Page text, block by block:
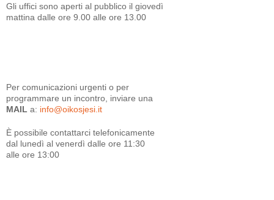
Gli uffici sono aperti al pubblico il giovedì
mattina dalle ore 9.00 alle ore 13.00
Per comunicazioni urgenti o per
programmare un incontro, inviare una
MAIL a: info@oikosjesi.it
È possibile contattarci telefonicamente
dal lunedì al venerdì dalle ore 11:30
alle ore 13:00